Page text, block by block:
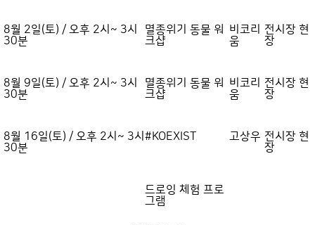
8월 2일(토) / 오후 2시~ 3시
30분
멸종위기 동물 워
크샵
비코리
움
전시장 현
장
8월 9일(토) / 오후 2시~ 3시
30분
멸종위기 동물 워
크샵
비코리
움
전시장 현
장
8월 16일(토) / 오후 2시~ 3시
30분
#KOEXIST
드로잉 체험 프로
그램
고상우 전시장 현
장